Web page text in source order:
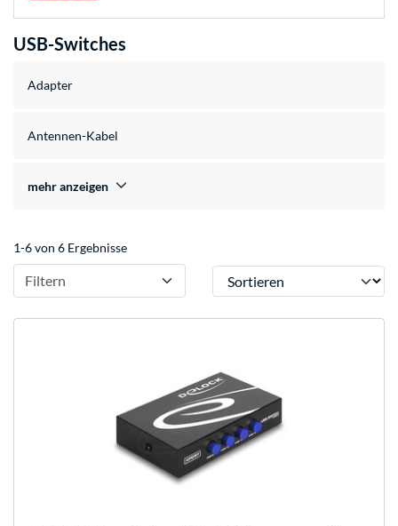
USB-Switches
Adapter
Antennen-Kabel
mehr anzeigen
1-6 von 6 Ergebnisse
Filtern Sortieren